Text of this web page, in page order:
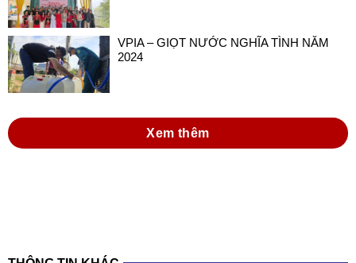
VPIA – GIỌT NƯỚC NGHĨA TÌNH NĂM
2024
Xem thêm